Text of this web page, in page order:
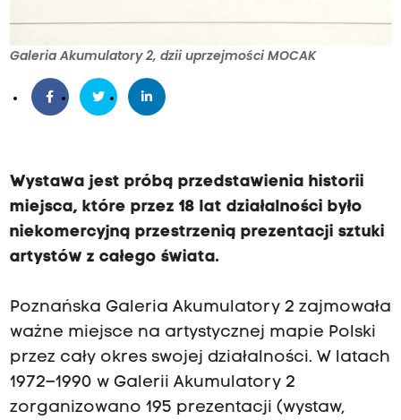
Galeria Akumulatory 2, dzii uprzejmości MOCAK
Wystawa jest próbą przedstawienia historii
miejsca, które przez 18 lat działalności było
niekomercyjną przestrzenią prezentacji sztuki
artystów z całego świata.
Poznańska Galeria Akumulatory 2 zajmowała
ważne miejsce na artystycznej mapie Polski
przez cały okres swojej działalności. W latach
1972–1990 w Galerii Akumulatory 2
zorganizowano 195 prezentacji (wystaw,